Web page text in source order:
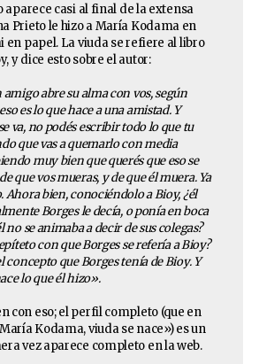
un escritor que vivió tres siglos
Mirtha Legrand
que está cambiando el
canta jazz
dos mil novelas
Casares es un traidor»
aparece casi al final de la extensa
Prieto le hizo a María Kodama en
en papel. La viuda se refiere al libro
y dice esto sobre el autor:
abre su alma con vos, según
es lo que hace a una amistad. Y
va, no podés escribir todo lo que tu
que vas a quemarlo con media
muy bien que querés que eso se
que vos mueras, y de que él muera. Ya
Ahora bien, conociéndolo a Bioy, ¿él
Borges le decía, o ponía en boca
no se animaba a decir de sus colegas?
con que Borges se refería a Bioy?
concepto que Borges tenía de Bioy. Y
lo que él hizo».
con eso; el perfil completo (que en
Kodama, viuda se nace») es un
vez aparece completo en la web.